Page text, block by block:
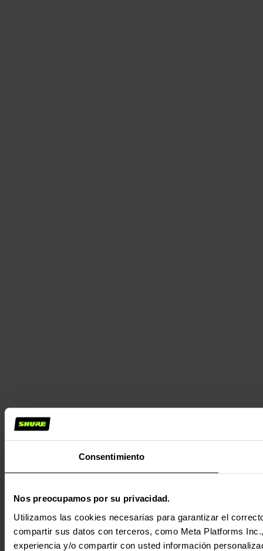
Consentimiento
Nos preocupamos por su privacidad.
Utilizamos las cookies necesarias para garantizar el
compartir sus datos con terceros, como Meta Platforms
experiencia y/o compartir con usted información